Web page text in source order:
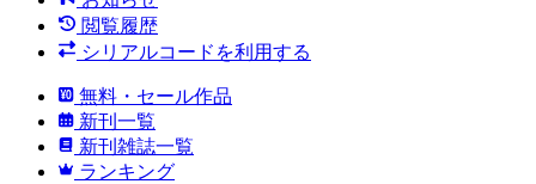
閲覧履歴
シリアルコードを利用する
無料・セール作品
新刊一覧
新刊雑誌一覧
ランキング